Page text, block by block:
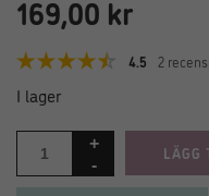
169,00 kr
4.5 2
I lager
LÄGG